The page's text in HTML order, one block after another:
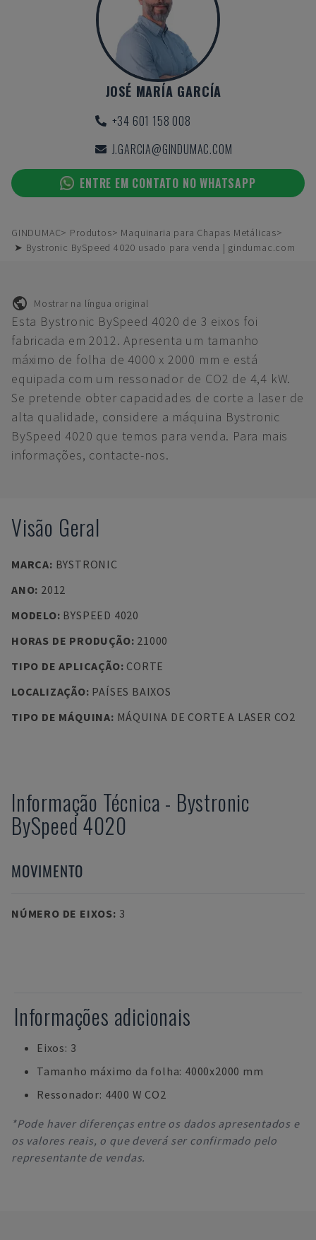
JOSÉ MARÍA GARCÍA
+34 601 158 008
J.GARCIA@GINDUMAC.COM
ENTRE EM CONTATO NO WHATSAPP
GINDUMAC Produtos
Maquinaria para Chapas Metálicas
➤ Bystronic BySpeed 4020 usado para venda | gindumac.com
Mostrar na língua original
Esta Bystronic BySpeed 4020 de 3 eixos foi
fabricada em 2012. Apresenta um tamanho
máximo de folha de 4000 x 2000 mm e está
equipada com um ressonador de CO2 de 4,4 kW.
Se pretende obter capacidades de corte a laser de
alta qualidade, considere a máquina Bystronic
BySpeed 4020 que temos para venda. Para mais
informações, contacte-nos.
Visão Geral
MARCA: BYSTRONIC
ANO: 2012
MODELO: BYSPEED 4020
HORAS DE PRODUÇÃO: 21000
TIPO DE APLICAÇÃO: CORTE
LOCALIZAÇÃO: PAÍSES BAIXOS
TIPO DE MÁQUINA: MÁQUINA DE CORTE A LASER CO2
Informação Técnica - Bystronic
BySpeed 4020
MOVIMENTO
NÚMERO DE EIXOS: 3
Informações adicionais
Eixos: 3
Tamanho máximo da folha: 4000x2000 mm
Ressonador: 4400 W CO2
*Pode haver diferenças entre os dados apresentados e
os valores reais, o que deverá ser confirmado pelo
representante de vendas.